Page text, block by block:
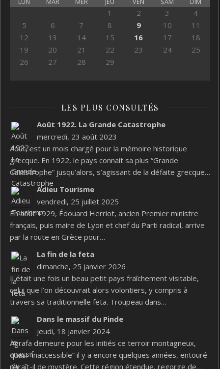
1 2 3
4
5
6 7 8 9 10
11
12
13 14 15 16 17
18
19
20 21 22 23 24
25
26
27 28 29
LES PLUS CONSULTÉS
Août 1922. La Grande Catastrophe
mercredi, 23 août 2023
Août, est un mois chargé pour la mémoire historique
grecque. En 1922, le pays connait sa plus “Grande
Catastrophe” jusqu’alors, s’agissant de la défaite grecque…
Adieu Tourisme
vendredi, 25 juillet 2025
En août 1929, Édouard Herriot, ancien Premier ministre
français, puis maire de Lyon et chef du Parti radical, arrive
par la route en Grèce pour…
La fin de la feta
dimanche, 25 janvier 2026
Il était une fois un beau petit pays fraîchement visitable,
celui que l’on découvrait alors volontiers, y compris à
travers sa traditionnelle feta. Troupeau dans…
Dans le massif du Pinde
jeudi, 18 janvier 2024
Agrafa demeure pour les initiés ce terroir montagneux,
quasi “inaccessible” il y a encore quelques années, entouré
paraît-il de mystère. Cette région étendue, regorge de…